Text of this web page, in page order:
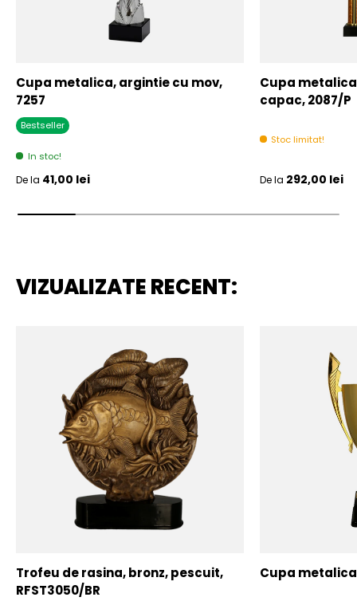
Cupa metalica, argintie cu mov,
7257
Bestseller
In stoc!
Pret initial
De la 41,00 lei
Cupa
capac, 2087/P
Stoc limitat!
Pret initial
De la 292,00 lei
VIZUALIZATE RECENT:
Trofeu de rasina, bronz, pescuit,
RFST3050/BR
Cupa